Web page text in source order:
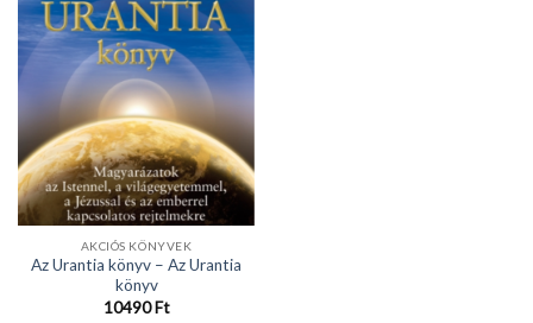
AKCIÓS KÖNYVEK
Az Urantia könyv – Az Urantia
könyv
10490Ft